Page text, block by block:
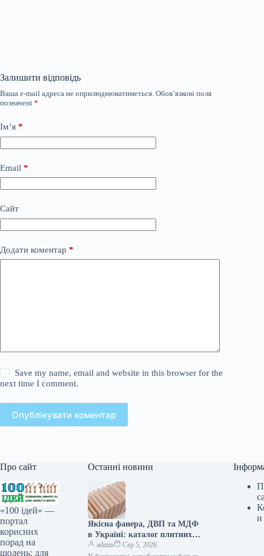
Залишити відповідь
Ваша e-mail адреса не оприлюднюватиметься. Обов’язкові поля
позначені *
Ім’я *
Email *
Сайт
Додати коментар *
Save my name, email and website in this browser for the
next time I comment.
Опублікувати коментар
Про сайт
«100 ідей» —
портал
корисних
порад на
щодень: для
Останні новини
Якісна фанера, ДВП та МДФ
в Україні: каталог плитних
матеріалів від «ВІН-ВУД»
admin
Сер 5, 2026
и